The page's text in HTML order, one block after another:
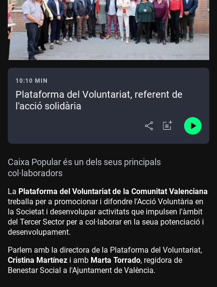
10:10 MIN
Plataforma del Voluntariat, referent de
l'acció solidària
Caixa Popular és un dels seus principals
col·laboradors
La Plataforma del Voluntariat de la Comunitat Valenciana
treballa per a promocionar i difondre l'Acció Voluntària en
la Societat i desenvolupar activitats que impulsen l'àmbit
del Tercer Sector per a col·laborar en la seua potenciació i
desenvolupament.
Parlem amb la directora de la Plataforma del Voluntariat,
Cristina Martínez i amb Marta Torrado, regidora de
Benestar Social a l'Ajuntament de València.